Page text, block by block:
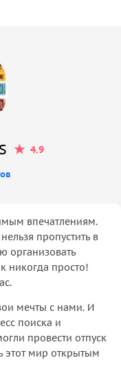
4.9
впечатлениям.
пропустить в
организовать
никогда просто!
мечты с нами. И
поиска и
провести отпуск
этот мир открытым